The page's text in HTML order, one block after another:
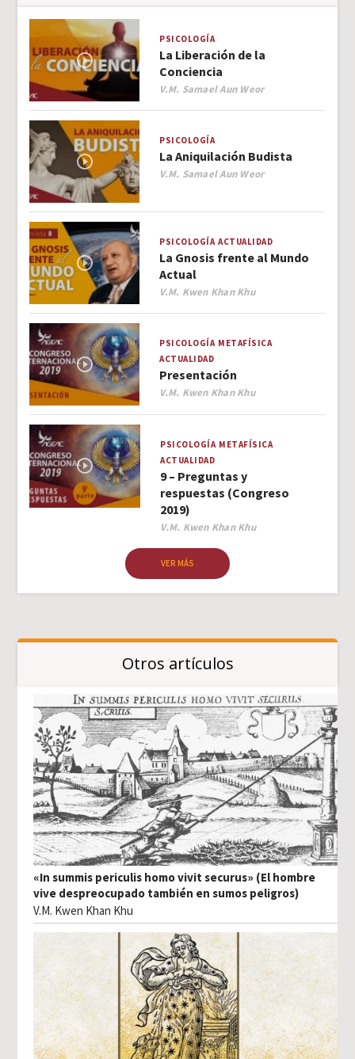
PSICOLOGÍA
La Liberación de la
Conciencia
Author
V.M. Samael Aun Weor
PSICOLOGÍA
La Aniquilación Budista
Author
V.M. Samael Aun Weor
PSICOLOGÍA ACTUALIDAD
La Gnosis frente al Mundo
Actual
Author
V.M. Kwen Khan Khu
PSICOLOGÍA METAFÍSICA
ACTUALIDAD
Presentación
Author
V.M. Kwen Khan Khu
PSICOLOGÍA METAFÍSICA
ACTUALIDAD
9 – Preguntas y
respuestas (Congreso
2019)
Author
V.M. Kwen Khan Khu
VER MÁS
Otros artículos
«In summis periculis homo vivit securus» (El hombre
vive despreocupado también en sumos peligros)
V.M. Kwen Khan Khu